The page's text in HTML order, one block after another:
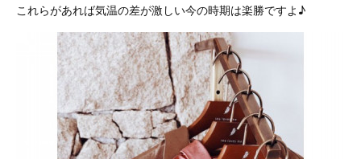
これらがあれば気温の差が激しい今の時期は楽勝ですよ♪